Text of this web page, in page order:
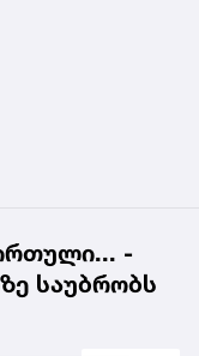
-
საუბრობს